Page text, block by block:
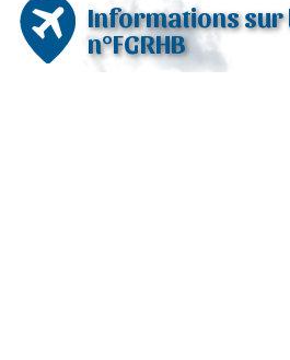
Informations sur
n°FGRHB